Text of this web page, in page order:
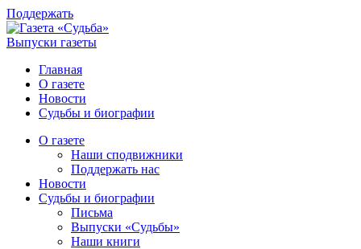
Поддержать
Выпуски газеты
Главная
О газете
Новости
Судьбы и биографии
О газете
Наши сподвижники
Поддержать нас
Новости
Судьбы и биографии
Письма
Выпуски «Судьбы»
Наши книги